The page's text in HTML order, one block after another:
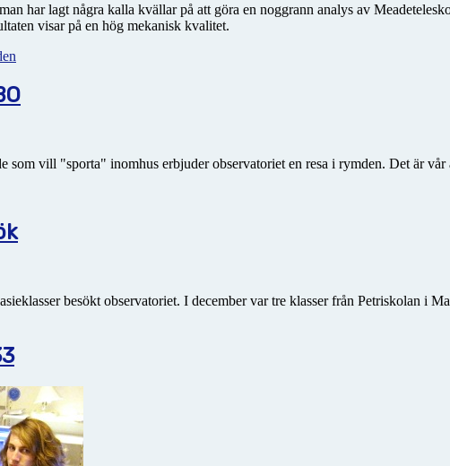
har lagt några kalla kvällar på att göra en noggrann analys av
visar på en hög mekanisk kvalitet.
som vill "sporta" inomhus erbjuder observatoriet en resa i rymden. Det är
besökt observatoriet. I december var tre klasser från Petriskolan